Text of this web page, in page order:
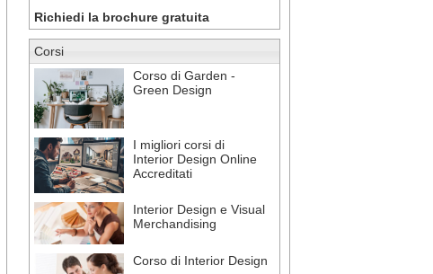
Richiedi la brochure gratuita
Corsi
Corso di Garden -
Green Design
I migliori corsi di
Interior Design Online
Accreditati
Interior Design e Visual
Merchandising
Corso di Interior Design